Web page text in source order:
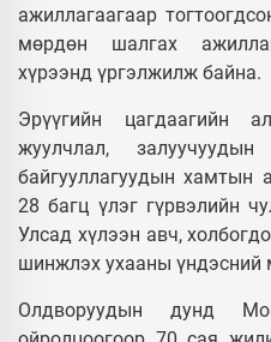
ажиллагаагаар
мөрдөн шалгах
хүрээнд үргэлжилж байна.
Эрүүгийн цагдаагийн
жуулчлал,
байгууллагуудын хамтын
28 багц үлэг гүрвэлийн
Улсад хүлээн авч,
шинжлэх ухааны үндэсний
Олдворуудын дунд